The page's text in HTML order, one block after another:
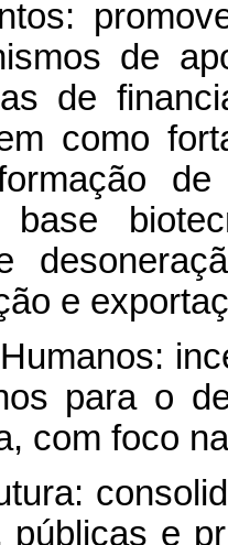
de
de
como
base
e
para o
com foco
públicas e